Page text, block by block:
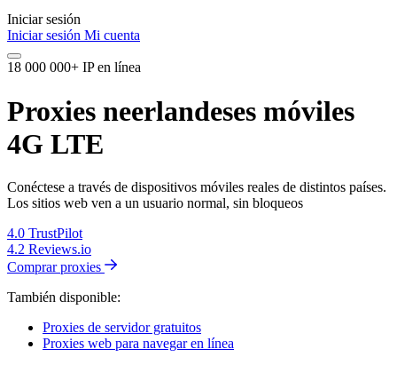
Iniciar sesión
Iniciar sesión Mi cuenta
18 000 000+ IP en línea
Proxies neerlandeses móviles
4G LTE
Conéctese a través de dispositivos móviles reales de distintos países.
Los sitios web ven a un usuario normal, sin bloqueos
4.0 TrustPilot
4.2 Reviews.io
Comprar proxies
También disponible:
Proxies de servidor gratuitos
Proxies web para navegar en línea